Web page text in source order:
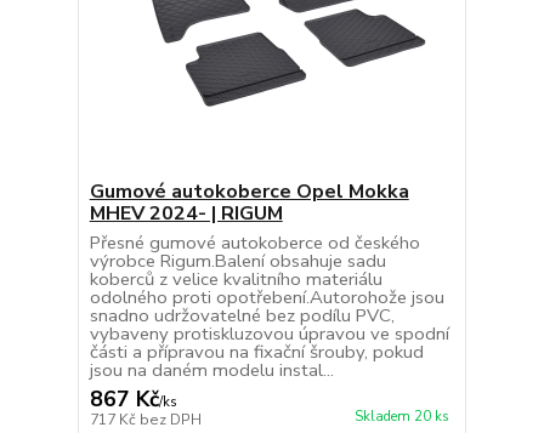
Gumové autokoberce Opel Mokka
MHEV 2024- | RIGUM
Přesné gumové autokoberce od českého
výrobce Rigum.Balení obsahuje sadu
koberců z velice kvalitního materiálu
odolného proti opotřebení.Autorohože jsou
snadno udržovatelné bez podílu PVC,
vybaveny protiskluzovou úpravou ve spodní
části a přípravou na fixační šrouby, pokud
jsou na daném modelu instal...
867 Kč/ks
717 Kč bez DPH Skladem 20 ks